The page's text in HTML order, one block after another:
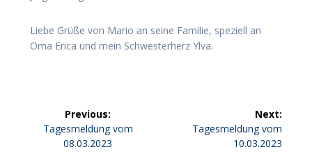
Liebe Grüße von Mario an seine Familie, speziell an
Oma Erica und mein Schwesterherz Ylva.
Beitragsnavigation
Previous:
Previous
post:
Tagesmeldung vom
08.03.2023
Next:
Next
Tagesmeldung vom
10.03.2023